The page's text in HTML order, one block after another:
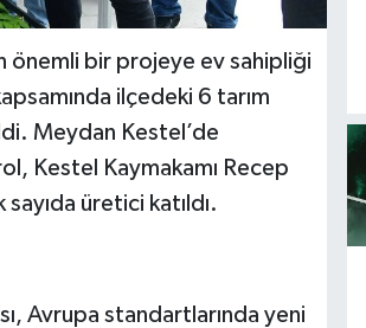
önemli bir projeye ev sahipliği
ilçedeki 6 tarım
Meydan Kestel’de
Kestel Kaymakamı Recep
üretici katıldı.
Avrupa standartlarında yeni